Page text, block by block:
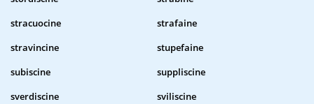
stracuocine
strafaine
stravincine
stupefaine
subiscine
suppliscine
sverdiscine
sviliscine